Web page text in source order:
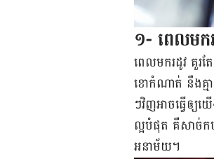
១- ពេល​មក​
ពេល​មក​រដូវ គួរត
ខោ​កំណាត់ នឹង​គ្ម
ៗ​វិញ​អាច​ធ្វើឲ្យ​​
ល្អ​បំផុត គឺសាច់​ក
អនាម័យ។